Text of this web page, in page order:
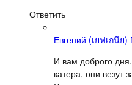
Ответить
Евгений (เยฟเกนีย)
И вам доброго
катера, они везут